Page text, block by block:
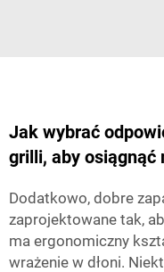
Jak wybrać
grilli, aby osiągnąć
Dodatkowo, dobre
zaprojektowane tak,
ma ergonomiczny
wrażenie w dłoni.